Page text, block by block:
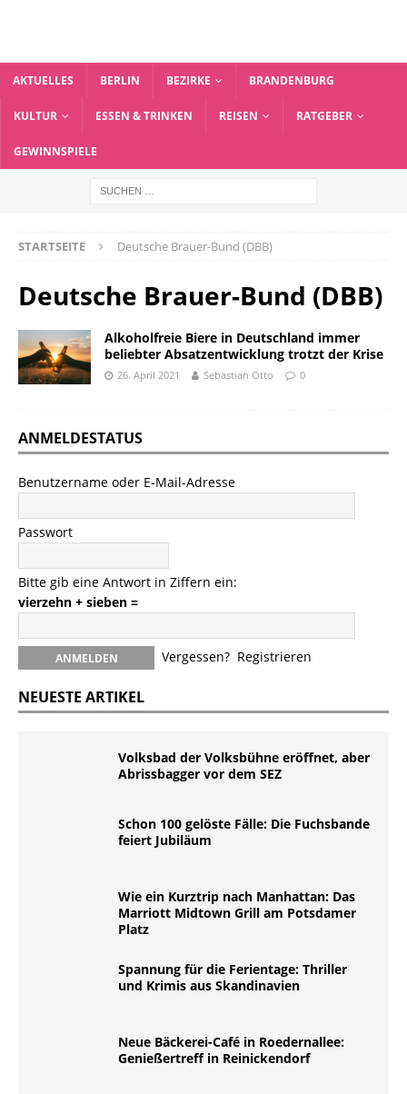
AKTUELLES BERLIN BEZIRKE BRANDENBURG
KULTUR ESSEN & TRINKEN REISEN RATGEBER
GEWINNSPIELE
STARTSEITE Deutsche Brauer-Bund (DBB)
Deutsche Brauer-Bund (DBB)
Alkoholfreie Biere in Deutschland immer
beliebter Absatzentwicklung trotzt der Krise
26. April 2021 Sebastian Otto 0
ANMELDESTATUS
Benutzername oder E-Mail-Adresse
Passwort
Bitte gib eine Antwort in Ziffern ein:
vierzehn + sieben =
Vergessen? Registrieren
NEUESTE ARTIKEL
Volksbad der Volksbühne eröffnet, aber
Abrissbagger vor dem SEZ
Schon 100 gelöste Fälle: Die Fuchsbande
feiert Jubiläum
Wie ein Kurztrip nach Manhattan: Das
Marriott Midtown Grill am Potsdamer
Platz
Spannung für die Ferientage: Thriller
und Krimis aus Skandinavien
Neue Bäckerei-Café in Roedernallee:
Genießertreff in Reinickendorf